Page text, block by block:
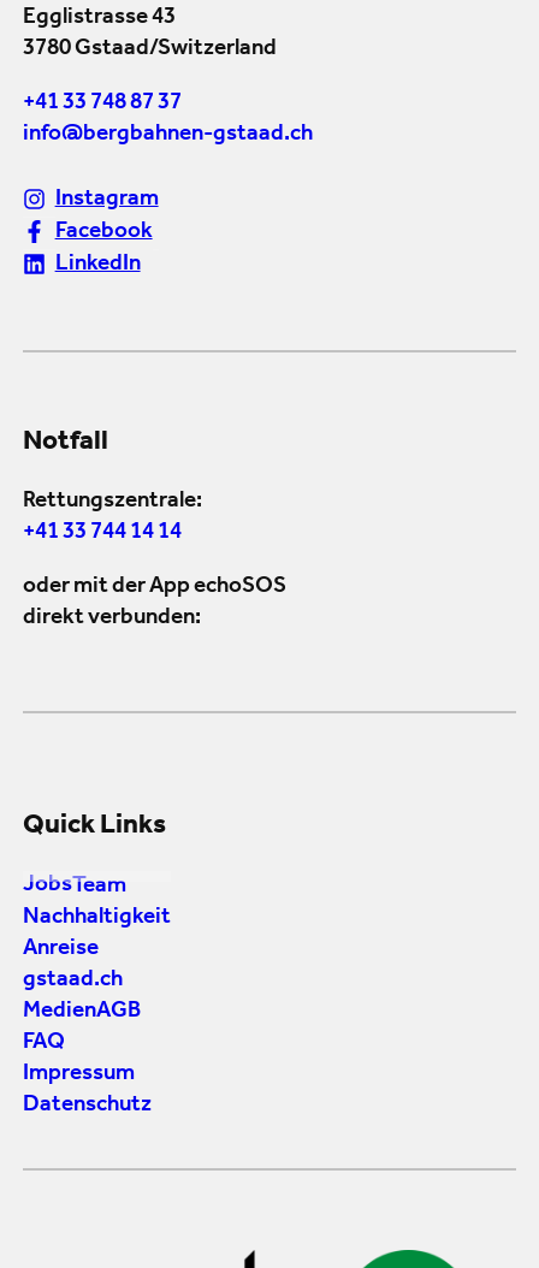
Egglistrasse 43
3780 Gstaad/Switzerland
+41 33 748 87 37
info@bergbahnen-gstaad.ch
Instagram
Facebook
LinkedIn
Notfall
Rettungszentrale:
+41 33 744 14 14
oder mit der App echoSOS
direkt verbunden:
Quick Links
Jobs Team
Nachhaltigkeit
Anreise
gstaad.ch
MedienAGB
FAQ
Impressum
Datenschutz